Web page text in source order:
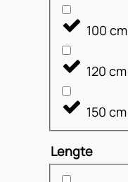
100 cm
120 cm
150 cm
Lengte